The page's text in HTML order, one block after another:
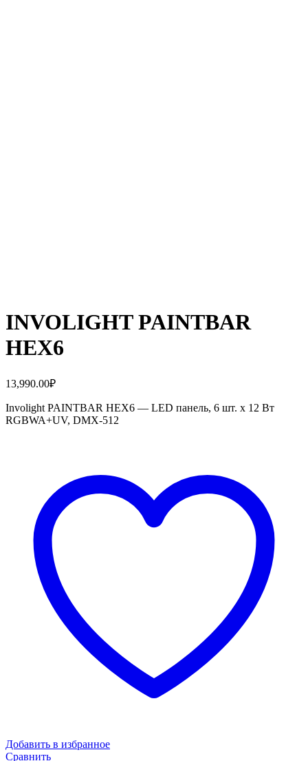
INVOLIGHT PAINTBAR
HEX6
13,990.00₽
Involight PAINTBAR HEX6 — LED панель, 6 шт. х 12 Вт
RGBWA+UV, DMX-512
Добавить в избранное
Сравнить